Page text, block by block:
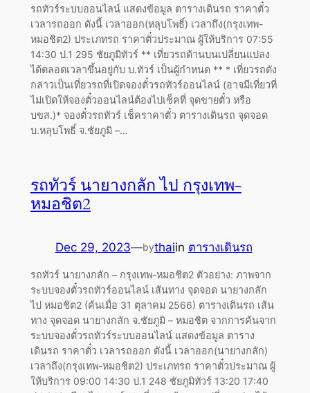
รถทัวร์ระบบออนไลน์ แสดงข้อมูล ตารางเดินรถ ราคาตั๋ว
เวลารถออก ดังนี้ เวลาออก(หลุบโพธิ์) เวลาถึง(กรุงเทพ-
หมอชิต2) ประเภทรถ ราคาตั๋วประมาณ ผู้ให้บริการ 07:55
14:30 ป.1 295 ชัยภูมิทัวร์ ** เที่ยวรถด้านบนเปลี่ยนแปลง
ได้ตลอดเวลาขึ้นอยู่กับ บ.ทัวร์ เป็นผู้กำหนด ** * เที่ยวรถดัง
กล่าวเป็นเที่ยวรถที่เปิดจองตั๋วรถทัวร์ออนไลน์ (อาจมีเที่ยวที่
ไม่เปิดให้จองตั๋วออนไลน์ต้องไปเช็คที่ จุดขายตั๋ว หรือ
บขส.)* จองตั๋วรถทัวร์ เช็คราคาตั๋ว ตารางเดินรถ จุดจอด
บ.หลุบโพธิ์ จ.ชัยภูมิ –…
รถทัวร์ นายางกลัก ไป กรุงเทพ-
หมอชิต2
Dec 29, 2023—bythaiin ตารางเดินรถ
รถทัวร์ นายางกลัก – กรุงเทพ-หมอชิต2 ตัวอย่าง: ภาพจาก
ระบบจองตั๋วรถทัวร์ออนไลน์ เส้นทาง จุดจอด นายางกลัก
ไป หมอชิต2 (ค้นเมื่อ 31 ตุลาคม 2566) ตารางเดินรถ เส้น
ทาง จุดจอด นายางกลัก จ.ชัยภูมิ – หมอชิต จากการค้นจาก
ระบบจองตั๋วรถทัวร์ระบบออนไลน์ แสดงข้อมูล ตาราง
เดินรถ ราคาตั๋ว เวลารถออก ดังนี้ เวลาออก(นายางกลัก)
เวลาถึง(กรุงเทพ-หมอชิต2) ประเภทรถ ราคาตั๋วประมาณ ผู้
ให้บริการ 09:00 14:30 ป.1 248 ชัยภูมิทัวร์ 13:20 17:40